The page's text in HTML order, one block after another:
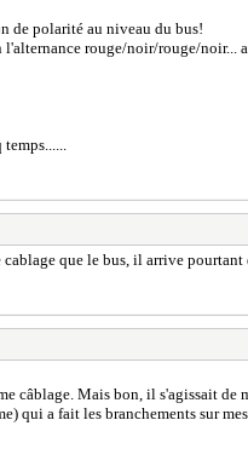
de polarité au niveau du bus!
rouge/noir/rouge/noir...
que le bus, il arrive pourtant
câblage. Mais bon, il s'agissait
qui a fait les branchements sur